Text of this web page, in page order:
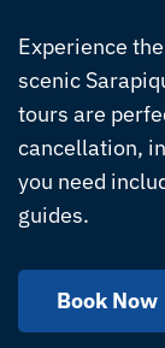
Book Now
Experience
scenic
tours are
cancellation,
you need
guides.